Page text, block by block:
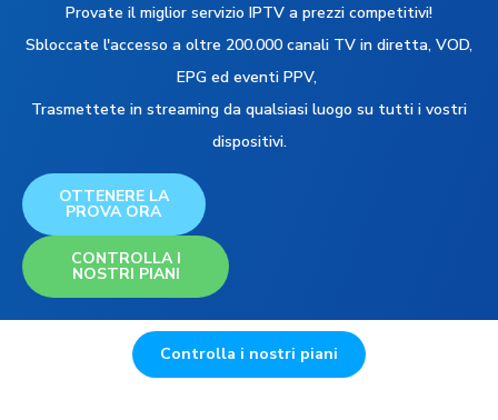
Provate il miglior servizio IPTV a prezzi competitivi!
Sbloccate l'accesso a oltre 200.000 canali TV in diretta, VOD,
EPG ed eventi PPV,
Trasmettete in streaming da qualsiasi luogo su tutti i vostri
dispositivi.
OTTENERE LA
PROVA ORA
CONTROLLA I
NOSTRI PIANI
Controlla i nostri piani